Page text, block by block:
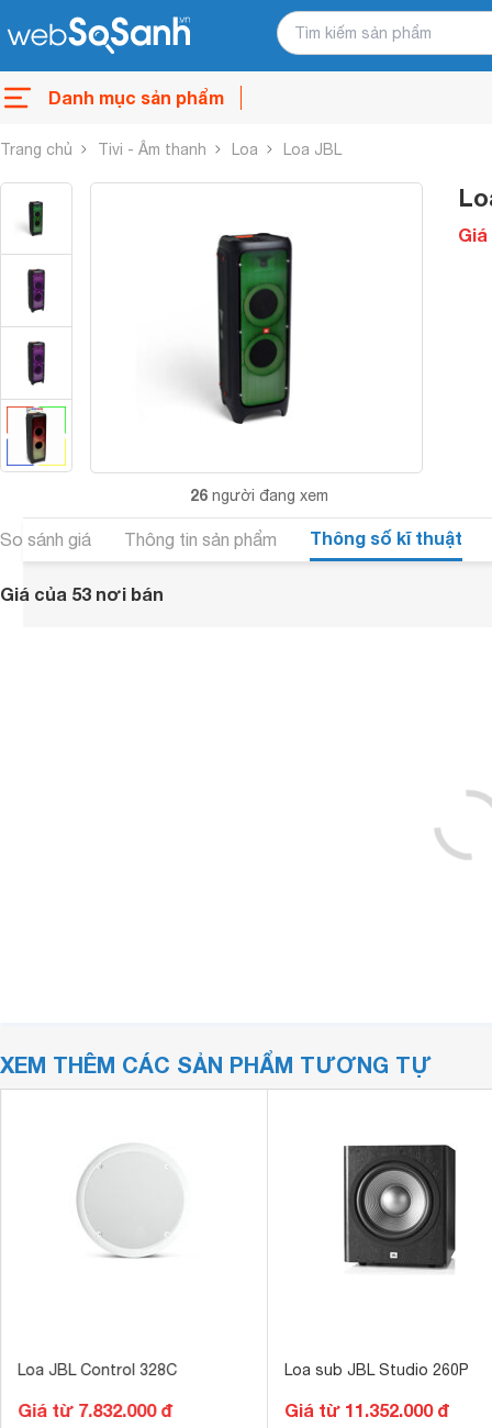
Danh mục sản phẩm
Trang chủ Tivi - Âm thanh Loa Loa JBL
26 người đang xem
Giá
So sánh giá Thông tin sản phẩm Thông số kĩ thuật
Giá của 53 nơi bán
XEM THÊM CÁC SẢN PHẨM TƯƠNG TỰ
Loa JBL Control 328C
Giá từ 7.832.000 đ
Loa sub JBL Studio 260P
Giá từ 11.352.000 đ